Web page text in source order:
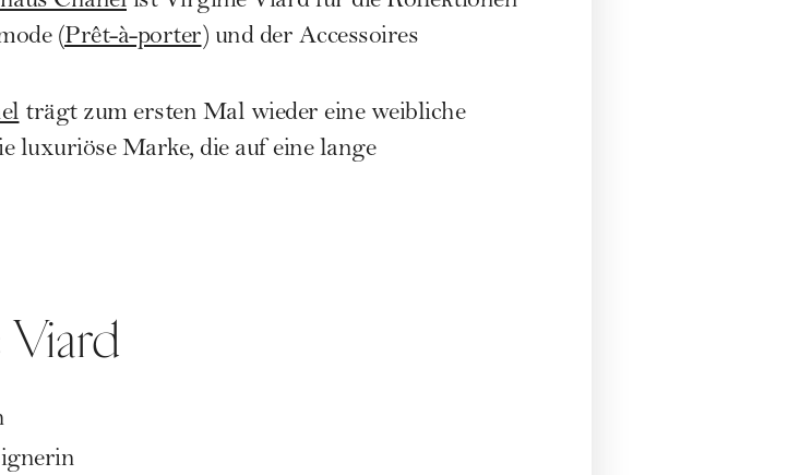
(Prêt-à-porter) und der Accessoires
trägt zum ersten Mal wieder eine weibliche
luxuriöse Marke, die auf eine lange